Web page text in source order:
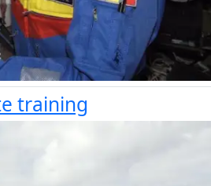
training